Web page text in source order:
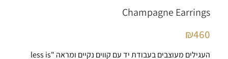
Champagne Earrings
₪460
העגילים מעוצבים בעבודת יד עם קווים נקיים ומראה "less is